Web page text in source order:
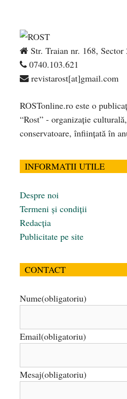
Str. Traian nr. 168, Sector
0740.103.621
revistarost[at]gmail.com
ROSTonline.ro este o
“Rost” - organizaţie
conservatoare, înfiinţată în
INFORMATII UTILE
Despre noi
Termeni și condiții
Redacția
Publicitate pe site
CONTACT
Nume(obligatoriu)
Email(obligatoriu)
Mesaj(obligatoriu)